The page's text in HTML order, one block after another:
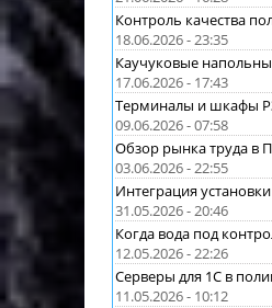
Контроль качества
18.06.2026 - 23:35
Каучуковые
17.06.2026 - 17:43
Терминалы и шкафы
09.06.2026 - 07:58
Обзор рынка труда в
03.06.2026 - 22:55
Интеграция
31.05.2026 - 20:46
Когда вода под
12.05.2026 - 22:26
Серверы для 1С в
11.05.2026 - 10:12